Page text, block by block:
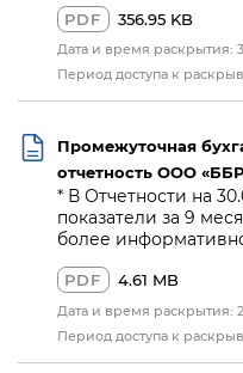
PDF 356.95 KB
Дата и время раскрытия:
Период доступа к
Промежуточная
отчетность ООО
* В Отчетности на
показатели за 9
более
PDF 4.61 MB
Дата и время раскрытия:
Период доступа к